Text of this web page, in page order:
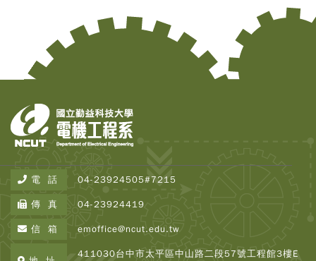
電 話 04-23924505#7215
傳 真 04-23924419
信 箱 emoffice@ncut.edu.tw
411030台中市太平區中山路二段57號工程館3樓E